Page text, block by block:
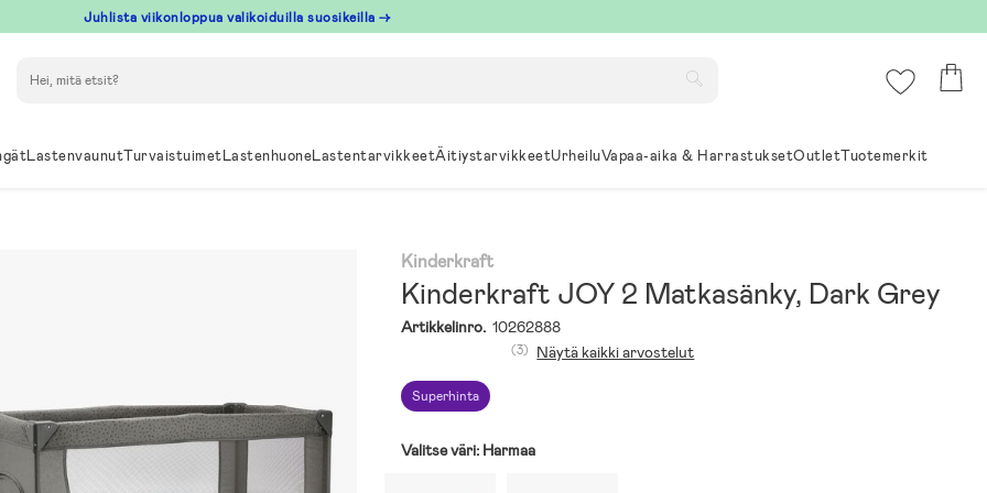
Juhlista viikonloppua valikoiduilla suosikeilla →
LastenvaunutTurvaistuimetLastenhuoneLastentarvikkeetÄitiystarvikkeetUrheiluVapaa-aika & HarrastuksetOutletTuotemerkit
Kinderkraft
Kinderkraft JOY 2 Matkasänky, Dark Grey
Artikkelinro. 10262888
Superhinta
(3) Näytä kaikki arvostelut
Valitse väri: Harmaa